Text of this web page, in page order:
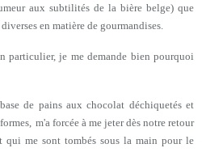
aux subtilités de la bière belge) que
en matière de gourmandises.
particulier, je me demande bien pourquoi
base de pains aux chocolat déchiquetés et
m'a forcée à me jeter dès notre retour
qui me sont tombés sous la main pour le